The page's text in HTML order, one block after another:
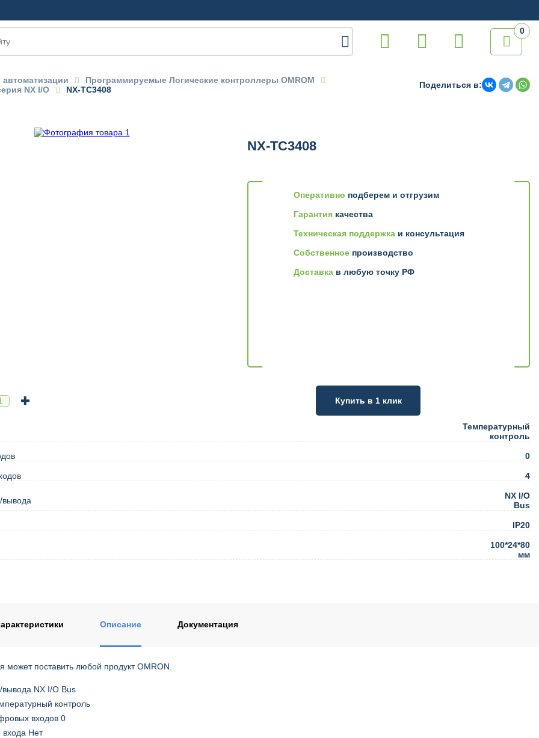

0
Программируемые Логические контроллеры OMROM
NX I/O
NX-TC3408 Поделиться в:
NX-TC3408
Температурный
контроль
0
4
вывода
NX I/O
Bus
IP20
100*24*80
мм
Оперативно подберем и отгрузим
Гарантия качества
Техническая поддержка и консультация
Собственное производство
Доставка в любую точку РФ
Купить в 1 клик
Описание Документация
поставить любой продукт OMRON.
NX I/O Bus
контроль
входов 0
Нет